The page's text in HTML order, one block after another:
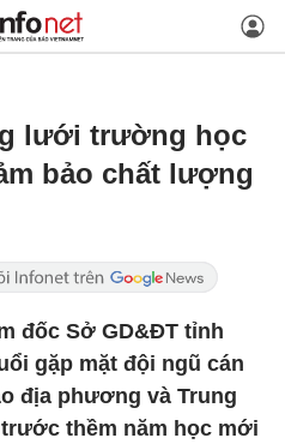
lưới trường học
bảo chất lượng
đốc Sở GD&ĐT tỉnh
gặp mặt đội ngũ cán
địa phương và Trung
thềm năm học mới